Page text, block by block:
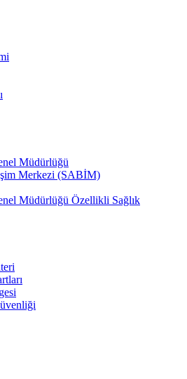
Müdürlüğü
Merkezi (SABİM)
Müdürlüğü Özellikli Sağlık